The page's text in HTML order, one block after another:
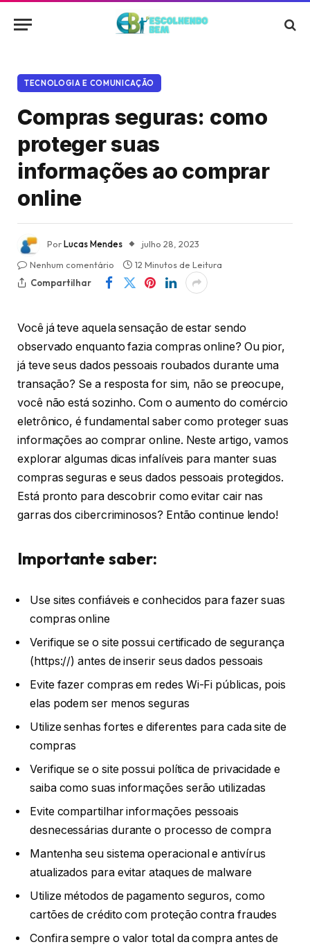
TECNOLOGIA E COMUNICAÇÃO
Compras seguras: como
proteger suas
informações ao comprar
online
PorLucas Mendes
julho 28, 2023
Nenhum comentário
12 Minutos de Leitura
Compartilhar
Você já teve aquela sensação de estar sendo
observado enquanto fazia compras online? Ou pior,
já teve seus dados pessoais roubados durante uma
transação? Se a resposta for sim, não se preocupe,
você não está sozinho. Com o aumento do comércio
eletrônico, é fundamental saber como proteger suas
informações ao comprar online. Neste artigo, vamos
explorar algumas dicas infalíveis para manter suas
compras seguras e seus dados pessoais protegidos.
Está pronto para descobrir como evitar cair nas
garras dos cibercriminosos? Então continue lendo!
Importante saber:
Use sites confiáveis e conhecidos para fazer suas
compras online
Verifique se o site possui certificado de segurança
(https://) antes de inserir seus dados pessoais
Evite fazer compras em redes Wi-Fi públicas, pois
elas podem ser menos seguras
Utilize senhas fortes e diferentes para cada site de
compras
Verifique se o site possui política de privacidade e
saiba como suas informações serão utilizadas
Evite compartilhar informações pessoais
desnecessárias durante o processo de compra
Mantenha seu sistema operacional e antivírus
atualizados para evitar ataques de malware
Utilize métodos de pagamento seguros, como
cartões de crédito com proteção contra fraudes
Confira sempre o valor total da compra antes de